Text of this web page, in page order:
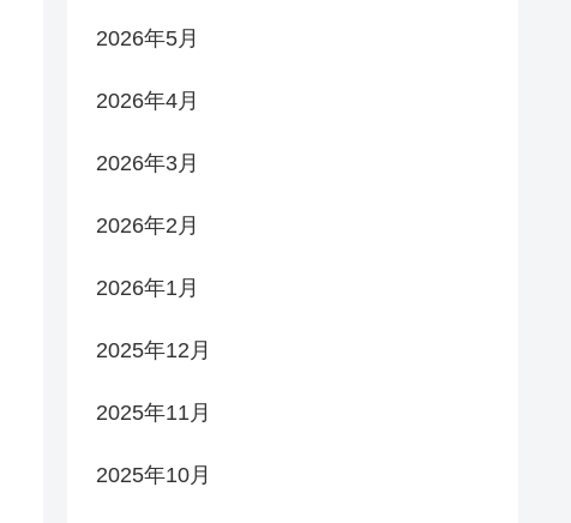
2026年5月
2026年4月
2026年3月
2026年2月
2026年1月
2025年12月
2025年11月
2025年10月